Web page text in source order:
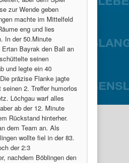
zur Wende geben
machte im Mittelfeld
eng und lies
In der 50.Minute
Bayrak den Ball an
seinen
und legte ein 40
präzise Flanke jagte
2. Treffer humorlos
Löchgau warf alles
ab der 12. Minute
Rückstand hinterher.
dem Team an. Als
wollte fiel in der 83.
der 2:3
nachdem Böblingen den